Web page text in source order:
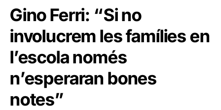
Gino Ferri: “Si no
involucrem les famílies en
l’escola només
n’esperaran bones
notes”